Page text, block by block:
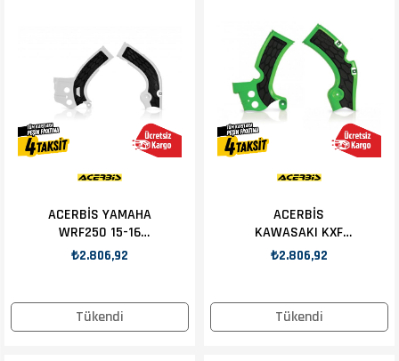
Tükendi
ACERBİS YAMAHA
WRF250 15-16
ŞASE KORUMA
₺2.806,92
Tükendi
ACERBİS
KAWASAKI KXF
450 09-18 ŞASE
₺2.806,92